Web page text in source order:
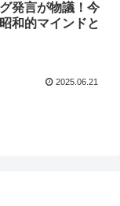
発言が物議！今
和的マインドと
2025.06.21